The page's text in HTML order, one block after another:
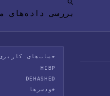
بررسی داده‌های
حساب‌های
HIBP
DEHASHED
خودسرها